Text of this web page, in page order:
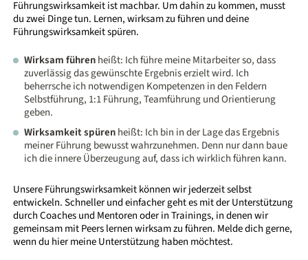
Führungswirksamkeit ist machbar. Um dahin zu kommen, musst
du zwei Dinge tun. Lernen, wirksam zu führen und deine
Führungswirksamkeit spüren.
Wirksam führenheißt: Ich führe meine Mitarbeiter so, dass
zuverlässig das gewünschte Ergebnis erzielt wird. Ich
beherrsche ich notwendigen Kompetenzen in den Feldern
Selbstführung, 1:1 Führung, Teamführung und Orientierung
geben.
Wirksamkeit spürenheißt: Ich bin in der Lage das Ergebnis
meiner Führung bewusst wahrzunehmen. Denn nur dann baue
ich die innere Überzeugung auf, dass ich wirklich führen kann.
Unsere Führungswirksamkeit können wir jederzeit selbst
entwickeln. Schneller und einfacher geht es mit der Unterstützung
durch Coaches und Mentoren oder in Trainings, in denen wir
gemeinsam mit Peers lernen wirksam zu führen. Melde dich gerne,
wenn du hier meine Unterstützung haben möchtest.